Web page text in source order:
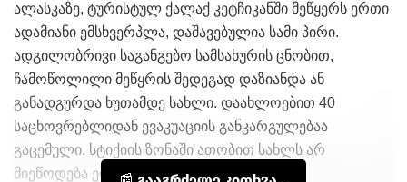
ალასკაზე, ტურისტულ ქალაქ კეტჩიკანში მეწყერს ერთი
ადამიანი ემსხვერპლა, დაშავებულია სამი პირი.
ადგილობრივი საგანგებო სამსახურის ცნობით,
ჩამოწოლილი მეწყრის შედეგად დაზიანდა ან
განადგურდა ხუთამდე სახლი. დაახლოებით 40
საცხოვრებლიდან ევაკუაციის განკარგულებაა
გაცემული. სტიქიის ზონაში ათობით სახლს არ
მიეწოდება ელექტროენერგია.